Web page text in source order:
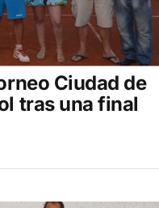
Ciudad de
tras una final